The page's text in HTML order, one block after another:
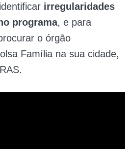
irregularidades
programa, e para
o órgão
Família na sua cidade,